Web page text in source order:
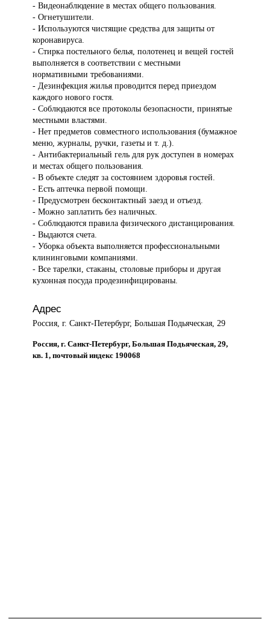
- Видеонаблюдение в местах общего пользования.
- Огнетушители.
- Используются чистящие средства для защиты от
коронавируса.
- Стирка постельного белья, полотенец и вещей гостей
выполняется в соответствии с местными
нормативными требованиями.
- Дезинфекция жилья проводится перед приездом
каждого нового гостя.
- Соблюдаются все протоколы безопасности, принятые
местными властями.
- Нет предметов совместного использования (бумажное
меню, журналы, ручки, газеты и т. д.).
- Антибактериальный гель для рук доступен в номерах
и местах общего пользования.
- В объекте следят за состоянием здоровья гостей.
- Есть аптечка первой помощи.
- Предусмотрен бесконтактный заезд и отъезд.
- Можно заплатить без наличных.
- Соблюдаются правила физического дистанцирования.
- Выдаются счета.
- Уборка объекта выполняется профессиональными
клининговыми компаниями.
- Все тарелки, стаканы, столовые приборы и другая
кухонная посуда продезинфицированы.
Адрес
Россия, г. Санкт-Петербург, Большая Подьяческая, 29
Россия, г. Санкт-Петербург, Большая Подьяческая, 29,
кв. 1, почтовый индекс 190068